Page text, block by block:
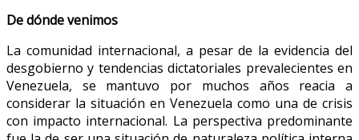
De dónde venimos
La comunidad internacional, a pesar de la evidencia del
desgobierno y tendencias dictatoriales prevalecientes en
Venezuela, se mantuvo por muchos años reacia a
considerar la situación en Venezuela como una de crisis
con impacto internacional. La perspectiva predominante